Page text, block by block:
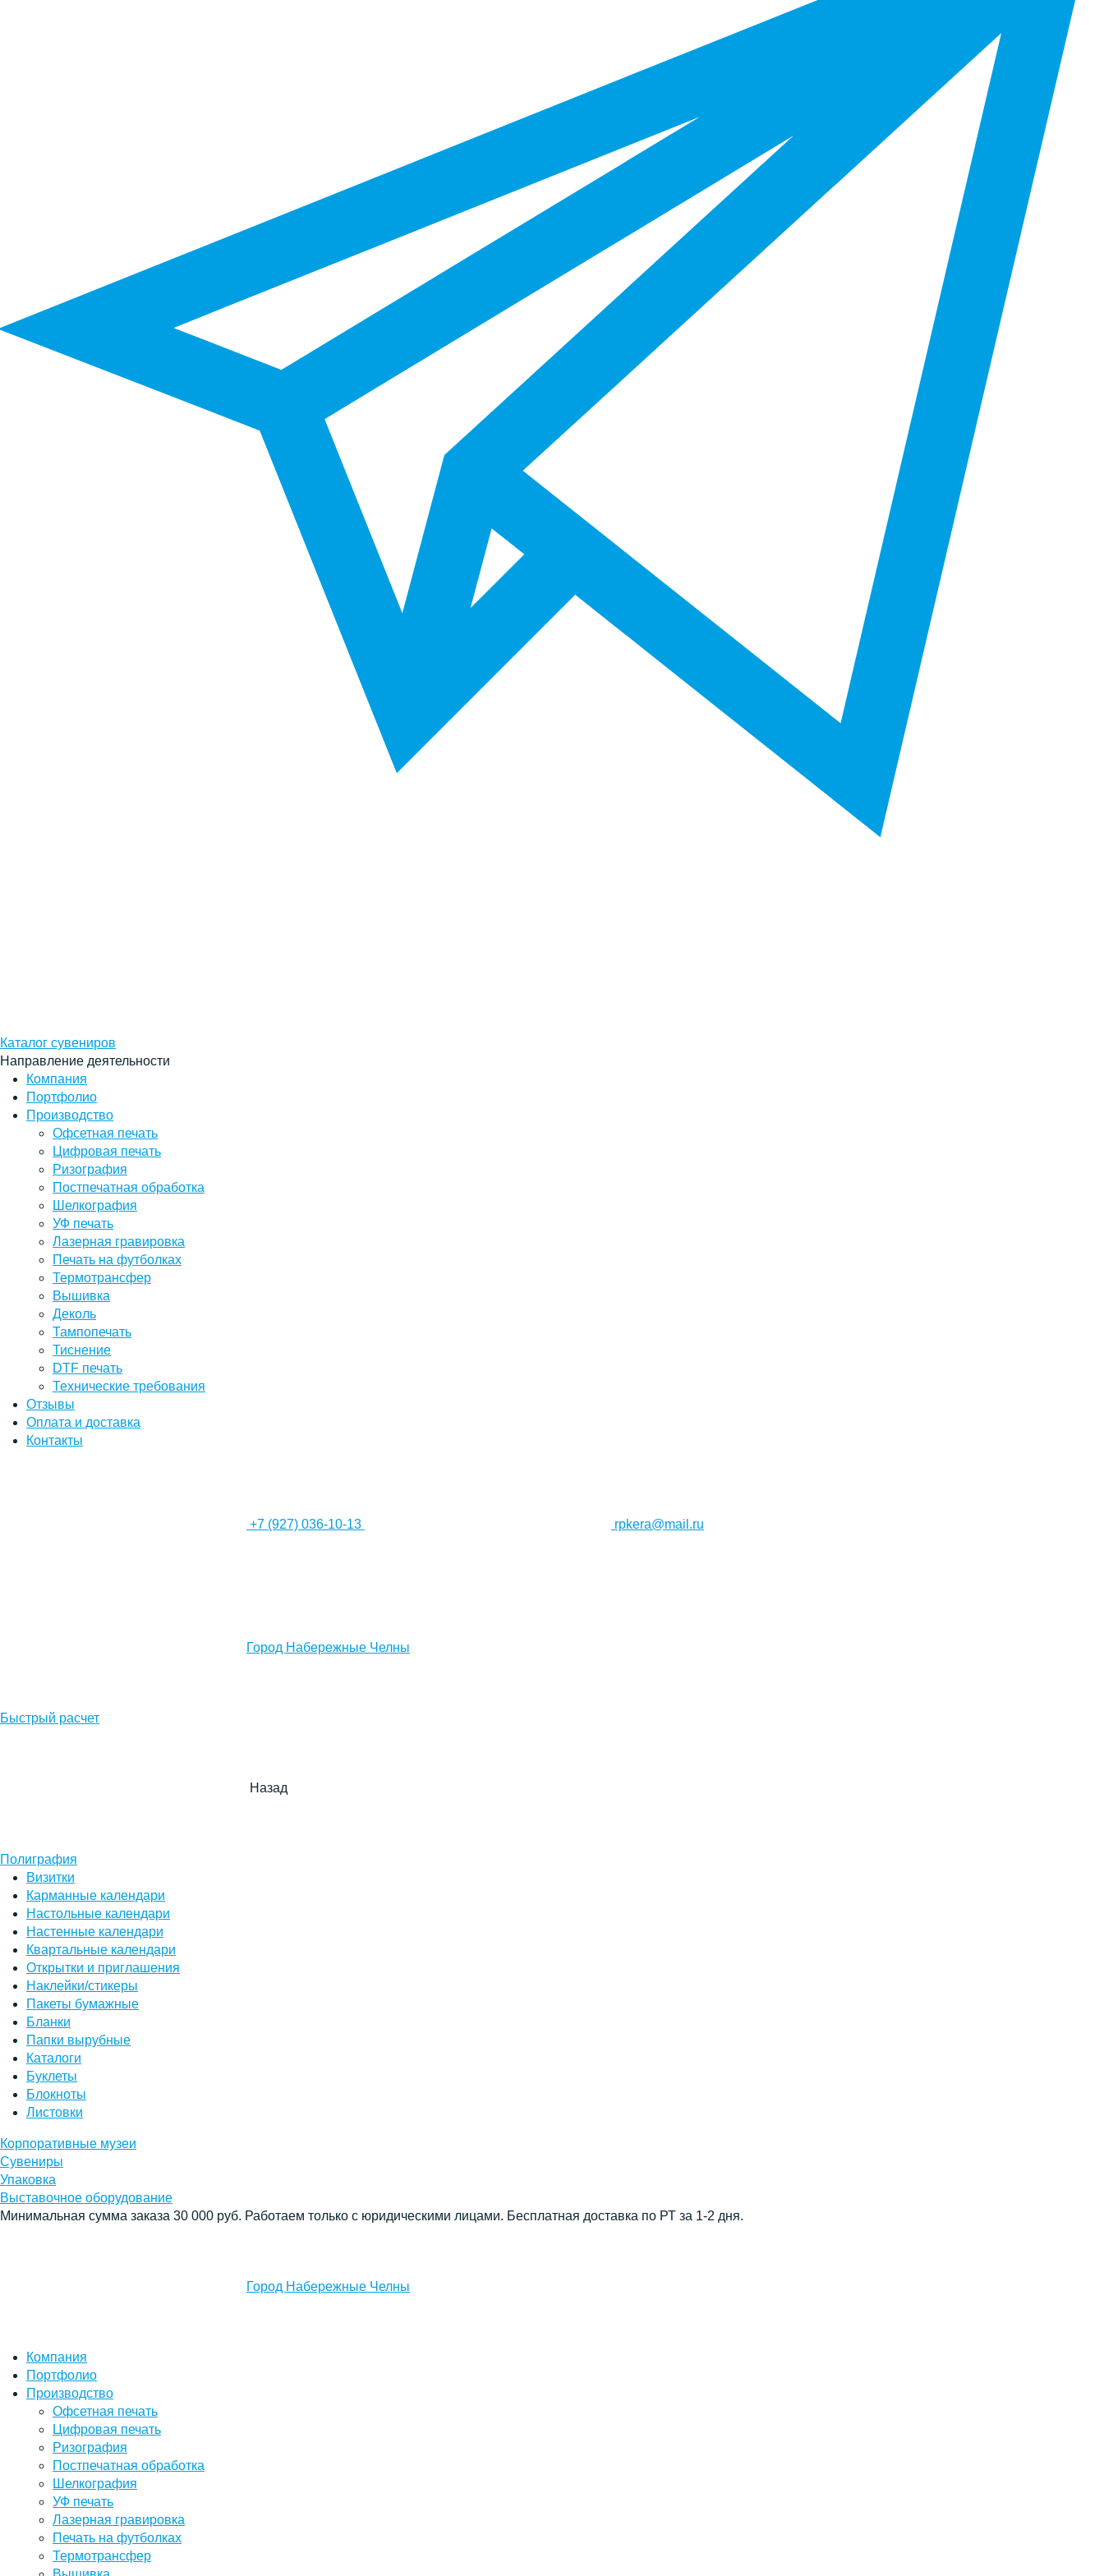
Каталог сувениров
Направление деятельности
Компания
Портфолио
Производство
Офсетная печать
Цифровая печать
Ризография
Постпечатная обработка
Шелкография
УФ печать
Лазерная гравировка
Печать на футболках
Термотрансфер
Вышивка
Деколь
Тампопечать
Тиснение
DTF печать
Технические требования
Отзывы
Оплата и доставка
Контакты
+7 (927) 036-10-13 rpkera@mail.ru
Город Набережные Челны
Быстрый расчет
Назад
Полиграфия
Визитки
Карманные календари
Настольные календари
Настенные календари
Квартальные календари
Открытки и приглашения
Наклейки/стикеры
Пакеты бумажные
Бланки
Папки вырубные
Каталоги
Буклеты
Блокноты
Листовки
Корпоративные музеи
Сувениры
Упаковка
Выставочное оборудование
Минимальная сумма заказа 30 000 руб. Работаем только с юридическими лицами. Бесплатная доставка по РТ за 1-2 дня.
Город Набережные Челны
Компания
Портфолио
Производство
Офсетная печать
Цифровая печать
Ризография
Постпечатная обработка
Шелкография
УФ печать
Лазерная гравировка
Печать на футболках
Термотрансфер